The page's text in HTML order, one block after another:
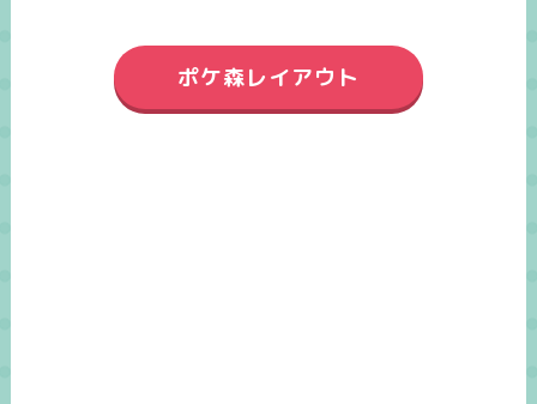
ポケ森レイアウト